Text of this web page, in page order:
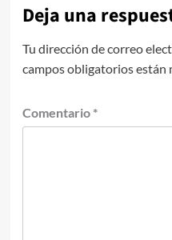
Deja una
Tu dirección de correo
campos obligatorios están
Comentario *